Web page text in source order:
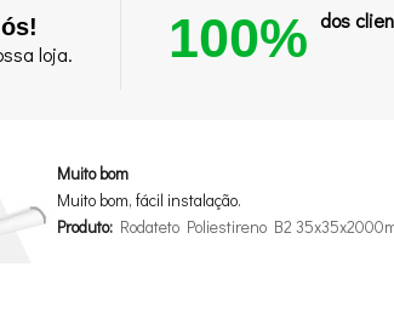
loja. 100% dos
Muito bom
Muito bom, fácil instalação.
Produto: Rodateto Poliestireno B2